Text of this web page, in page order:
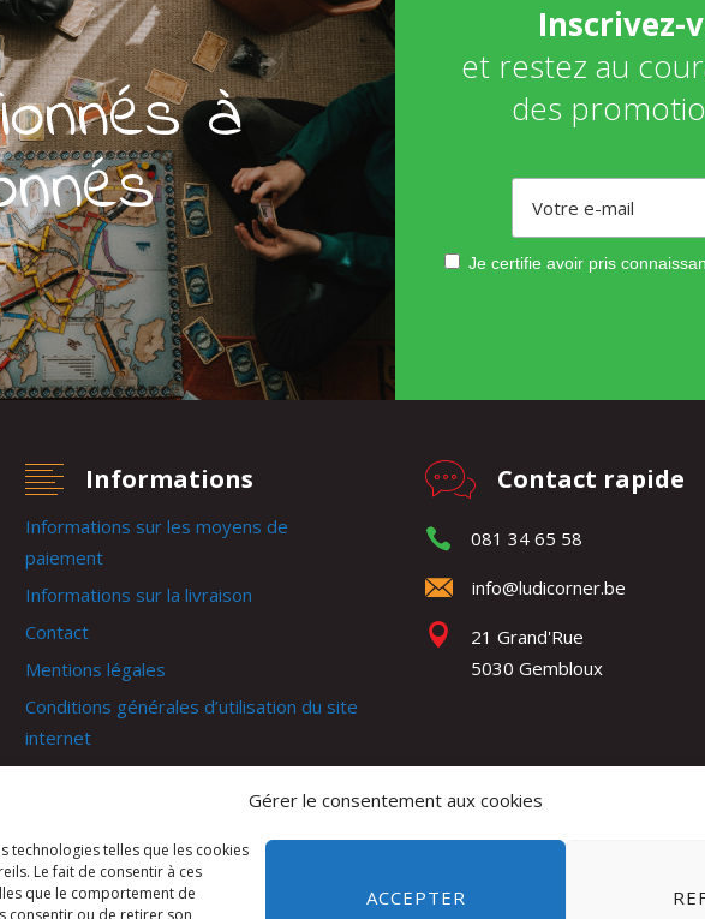
Gérer le consentement aux cookies
technologies telles que les cookies
Le fait de consentir à ces
que le comportement de
consentir ou de retirer son
ACCEPTER
à
Inscrivez-
et restez au
des
Je certifie avoir pris
Informations
Informations sur les moyens de
paiement
Informations sur la livraison
Contact
Mentions légales
Conditions générales d’utilisation du site
internet
Conditions générales de ventes
Panier
Contact rapide
081 34 65 58
info@ludicorner.be
21 Grand'Rue
5030 Gembloux